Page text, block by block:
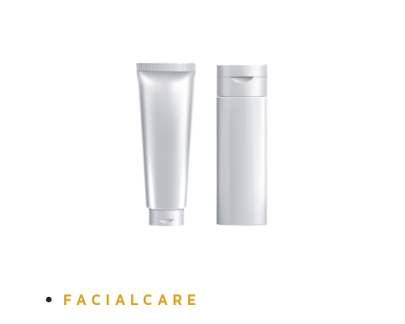
F A C I A L C A R E